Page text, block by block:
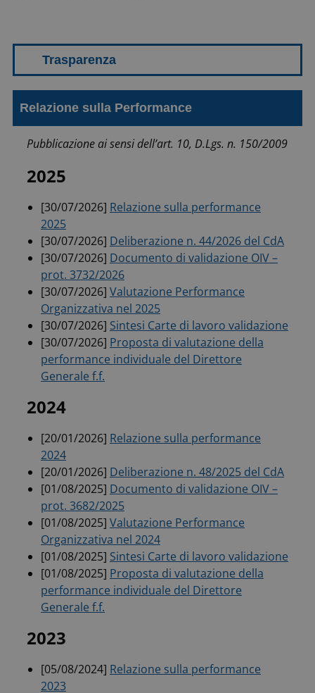
Relazione sulla Performance
Pubblicazione ai sensi dell’art. 10, D.Lgs. n. 150/2009
2025
[30/07/2026] Relazione sulla performance
2025
[30/07/2026] Deliberazione n. 44/2026 del CdA
[30/07/2026] Documento di validazione OIV –
prot. 3732/2026
[30/07/2026] Valutazione Performance
Organizzativa nel 2025
[30/07/2026] Sintesi Carte di lavoro validazione
[30/07/2026] Proposta di valutazione della
performance individuale del Direttore
Generale f.f.
2024
[20/01/2026] Relazione sulla performance
2024
[20/01/2026] Deliberazione n. 48/2025 del CdA
[01/08/2025] Documento di validazione OIV –
prot. 3682/2025
[01/08/2025] Valutazione Performance
Organizzativa nel 2024
[01/08/2025] Sintesi Carte di lavoro validazione
[01/08/2025] Proposta di valutazione della
performance individuale del Direttore
Generale f.f.
2023
[05/08/2024] Relazione sulla performance
2023